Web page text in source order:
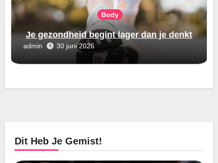
Body
Je gezondheid begint lager dan je denkt
admin 30 juni 2026
Dit Heb Je Gemist!